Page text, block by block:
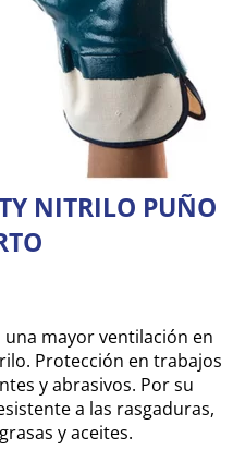
NITRILO PUÑO
mayor ventilación en
Protección en trabajos
y abrasivos. Por su
a las rasgaduras,
y aceites.